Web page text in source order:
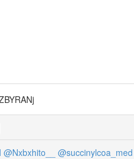
@Nxbxhito__ @succinylcoa_med